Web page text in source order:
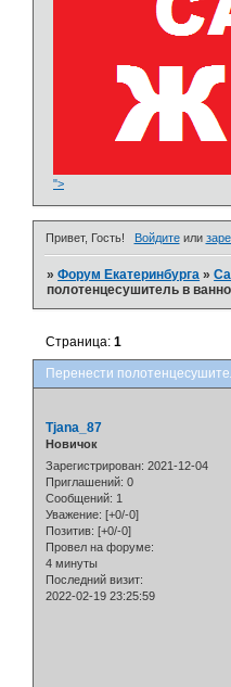
">
Привет, Гость! Войдитеили
»Форум Екатеринбурга »
полотенцесушитель в
Перенести
Страница:1
Tjana_87
Новичок
Зарегистрирован: 2021-12-04
Приглашений: 0
Сообщений: 1
Уважение: [+0/-0]
Позитив: [+0/-0]
Провел на форуме:
4 минуты
Последний визит:
2022-02-19 23:25:59